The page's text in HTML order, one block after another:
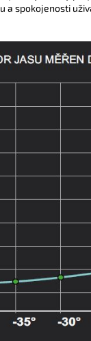
a spokojenosti